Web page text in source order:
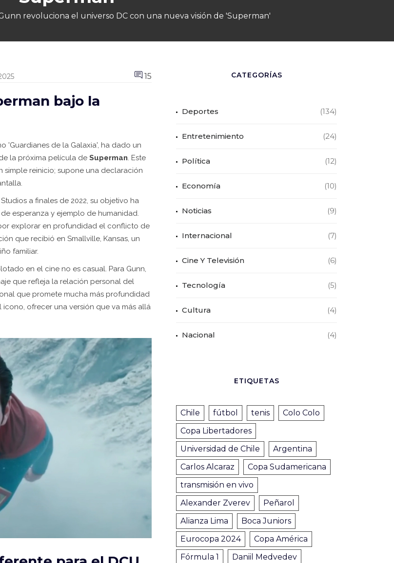
revoluciona el universo DC con una nueva visión de 'Superman'
15
bajo la
'Guardianes de la Galaxia', ha dado un
la próxima película de Superman. Este
simple reinicio; supone una declaración
a finales de 2022, su objetivo ha
esperanza y ejemplo de humanidad.
explorar en profundidad el conflicto de
que recibió en Smallville, Kansas, un
familiar.
en el cine no es casual. Para Gunn,
que refleja la relación personal del
que promete mucha más profundidad
icono, ofrecer una versión que va más allá
CATEGORÍAS
Deportes (134)
Entretenimiento (24)
Política (12)
Economía (10)
Noticias (9)
Internacional (7)
Cine Y Televisión (6)
Tecnología (5)
Cultura (4)
Nacional (4)
ETIQUETAS
Chile fútbol tenis
Colo Colo
Copa Libertadores
Universidad de Chile
Argentina
Carlos Alcaraz
Copa Sudamericana
transmisión en vivo
Alexander Zverev
Peñarol
Alianza Lima
Boca Juniors
Eurocopa 2024
Copa América
Fórmula 1
Daniil Medvedev